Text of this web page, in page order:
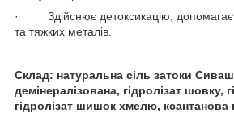
·
Здійснює детоксикацію,
та тяжких металів.
Склад: натуральна сіль затоки
демінералізована, гідролізат шовку,
гідролізат шишок хмелю, ксантанова